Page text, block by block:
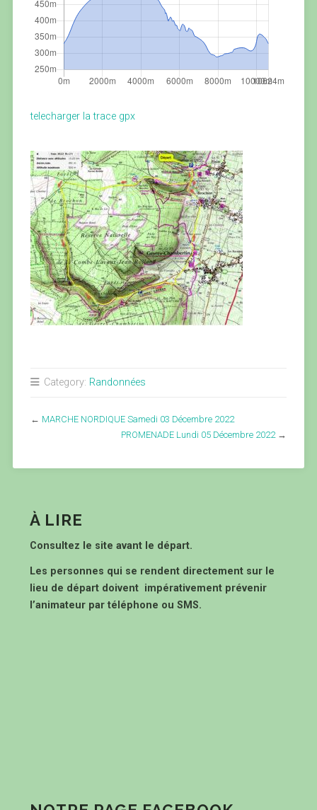
telecharger la trace gpx
Category: Randonnées
← MARCHE NORDIQUE Samedi 03 Décembre 2022
PROMENADE Lundi 05 Décembre 2022→
À LIRE
Consultez le site avant le départ.
Les personnes qui se rendent directement sur le
lieu de départ doivent impérativement prévenir
l’animateur par téléphone ou SMS.